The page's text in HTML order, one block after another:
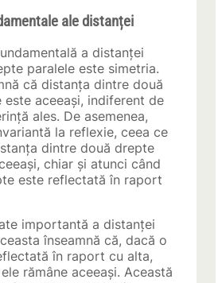
ale distanței
a distanței
paralele este simetria.
că distanța dintre două
este aceeași, indiferent de
ales. De asemenea,
la reflexie, ceea ce
dintre două drepte
chiar și atunci când
este reflectată în raport
importantă a distanței
înseamnă că, dacă o
în raport cu alta,
rămâne aceeași. Această